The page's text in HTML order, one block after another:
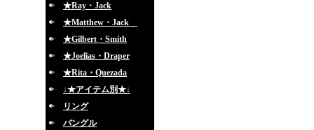
★Ray・Jack
★Matthew・Jack
★Gilbert・Smith
★Joelias・Draper
★Rita・Quezada
↓★アイテム別★↓
リング
バングル